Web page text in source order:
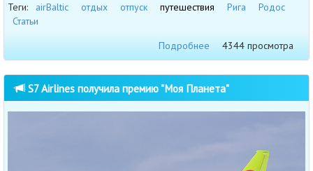
Теги: airBaltic отдых отпуск путешествия Рига
Родос
Статьи
Подробнее
4344 просмотра
S7 Airlines получила премию "Моя Планета"